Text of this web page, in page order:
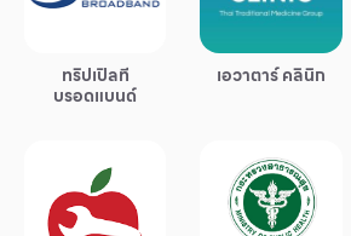
กิจกรรมและโปรโมชั่น
สำหรับนักท่องเที่ยว
มีอะไรใหม่
ทริปเปิลที
บรอดแบนด์
เอวาตาร์ คลินิก